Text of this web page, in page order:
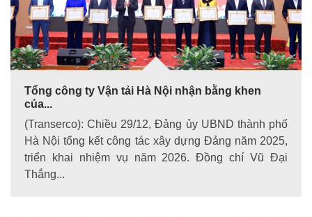
Tổng công ty Vận tải Hà Nội nhận bằng khen
của...
(Transerco): Chiều 29/12, Đảng ủy UBND thành phố
Hà Nội tổng kết công tác xây dựng Đảng năm 2025,
triển khai nhiệm vụ năm 2026. Đồng chí Vũ Đại
Thắng...